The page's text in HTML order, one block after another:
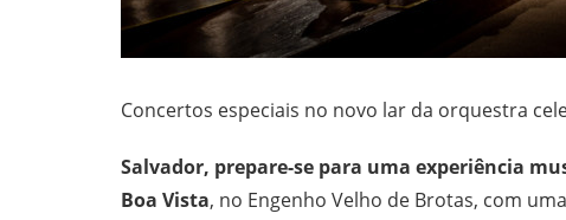
Concertos especiais no novo lar da orquestra
Salvador, prepare-se para uma experiência
Boa Vista, no Engenho Velho de Brotas, com uma